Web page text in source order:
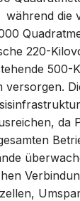
während die
220-
500-
versorgen.
da